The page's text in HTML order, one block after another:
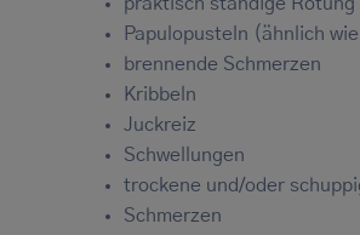
Papulopusteln (ähnlich
brennende Schmerzen
Kribbeln
Juckreiz
Schwellungen
trockene und/oder
Schmerzen